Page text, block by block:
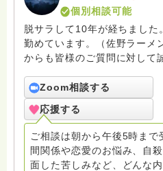
個別相談可能
脱サラして10年が経ちました
勤めています。（佐野ラーメ
からも皆様のご質問に対して
いと存じます。まだまだ修
ろうかとは存じますが共に精
寺にもお気軽に遊びに来てく
Zoom相談する
応援する
ご相談は朝から午後5時まで
間関係や恋愛のお悩み、自
面した苦しみなど、どんな